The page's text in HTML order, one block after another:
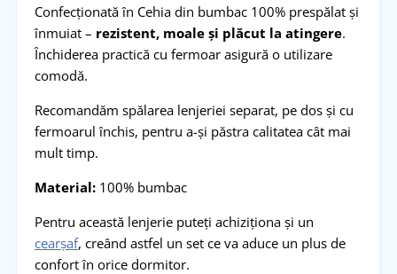
Confecționată în Cehia din bumbac 100% prespălat și
înmuiat – rezistent, moale și plăcut la atingere.
Închiderea practică cu fermoar asigură o utilizare
comodă.
Recomandăm spălarea lenjeriei separat, pe dos și cu
fermoarul închis, pentru a-și păstra calitatea cât mai
mult timp.
Material:100% bumbac
Pentru această lenjerie puteți achiziționa și un
cearșaf, creând astfel un set ce va aduce un plus de
confort în orice dormitor.